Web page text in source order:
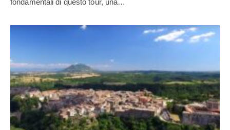
fondamentali di questo tour, una…